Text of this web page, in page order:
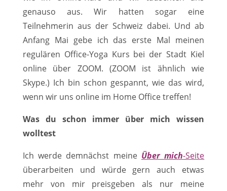
genauso aus. Wir hatten sogar eine
Teilnehmerin aus der Schweiz dabei. Und ab
Anfang Mai gebe ich das erste Mal meinen
regulären Office-Yoga Kurs bei der Stadt Kiel
online über ZOOM. (ZOOM ist ähnlich wie
Skype.) Ich bin schon gespannt, wie das wird,
wenn wir uns online im Home Office treffen!
Was du schon immer über mich wissen
wolltest
Ich werde demnächst meine Über mich-Seite
überarbeiten und würde gern auch etwas
mehr von mir preisgeben als nur meine